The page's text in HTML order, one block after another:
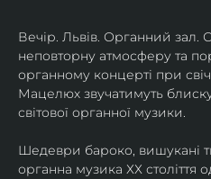
Вечір. Львів. Органний зал.
неповторну атмосферу та
органному концерті при
Мацелюх звучатимуть
світової органної музики.
Шедеври бароко, вишукані
органна музика ХХ століття